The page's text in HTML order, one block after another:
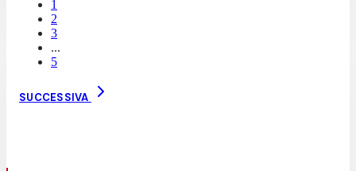
1
2
3
...
5
SUCCESSIVA